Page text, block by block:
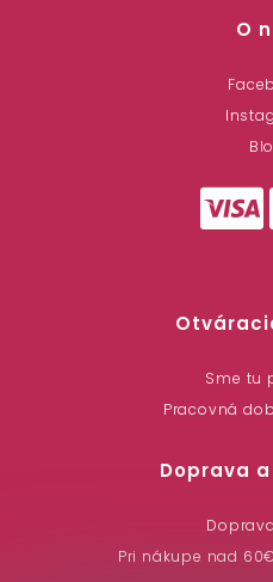
O
Sme tu
Pracovná
Doprava
Pri nákupe nad